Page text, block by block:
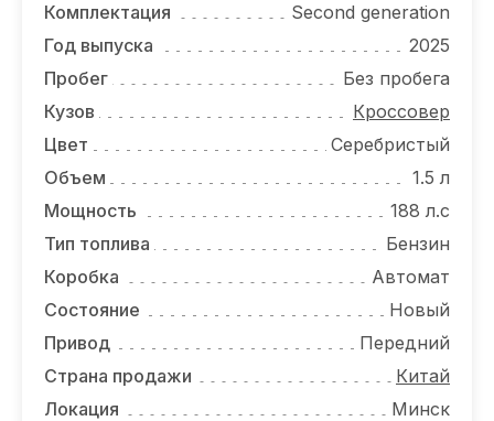
Комплектация
Second generation
Год выпуска
2025
Пробег
Без пробега
Кузов
Кроссовер
Цвет
Серебристый
Объем
1.5 л
Мощность
188 л.с
Тип топлива
Бензин
Коробка
Автомат
Состояние
Новый
Привод
Передний
Страна продажи
Китай
Локация
Минск